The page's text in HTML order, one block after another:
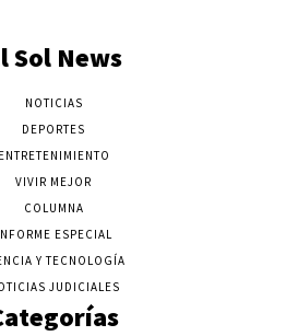
Sol News
NOTICIAS
DEPORTES
ENTRETENIMIENTO
VIVIR MEJOR
COLUMNA
ESPECIAL
Y TECNOLOGÍA
JUDICIALES